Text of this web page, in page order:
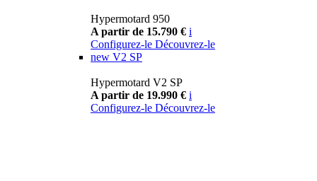
Hypermotard 950
A partir de 15.790 € i
Configurez-le Découvrez-le
new V2 SP
Hypermotard V2 SP
A partir de 19.990 € i
Configurez-le Découvrez-le